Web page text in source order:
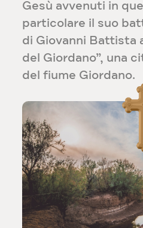
Gesù avvenuti in
particolare il suo
di Giovanni Battista
del Giordano”, una
del fiume Giordano.